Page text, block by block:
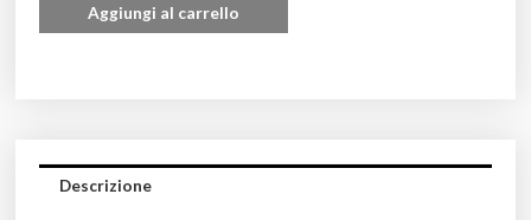
Aggiungi al carrello
Descrizione